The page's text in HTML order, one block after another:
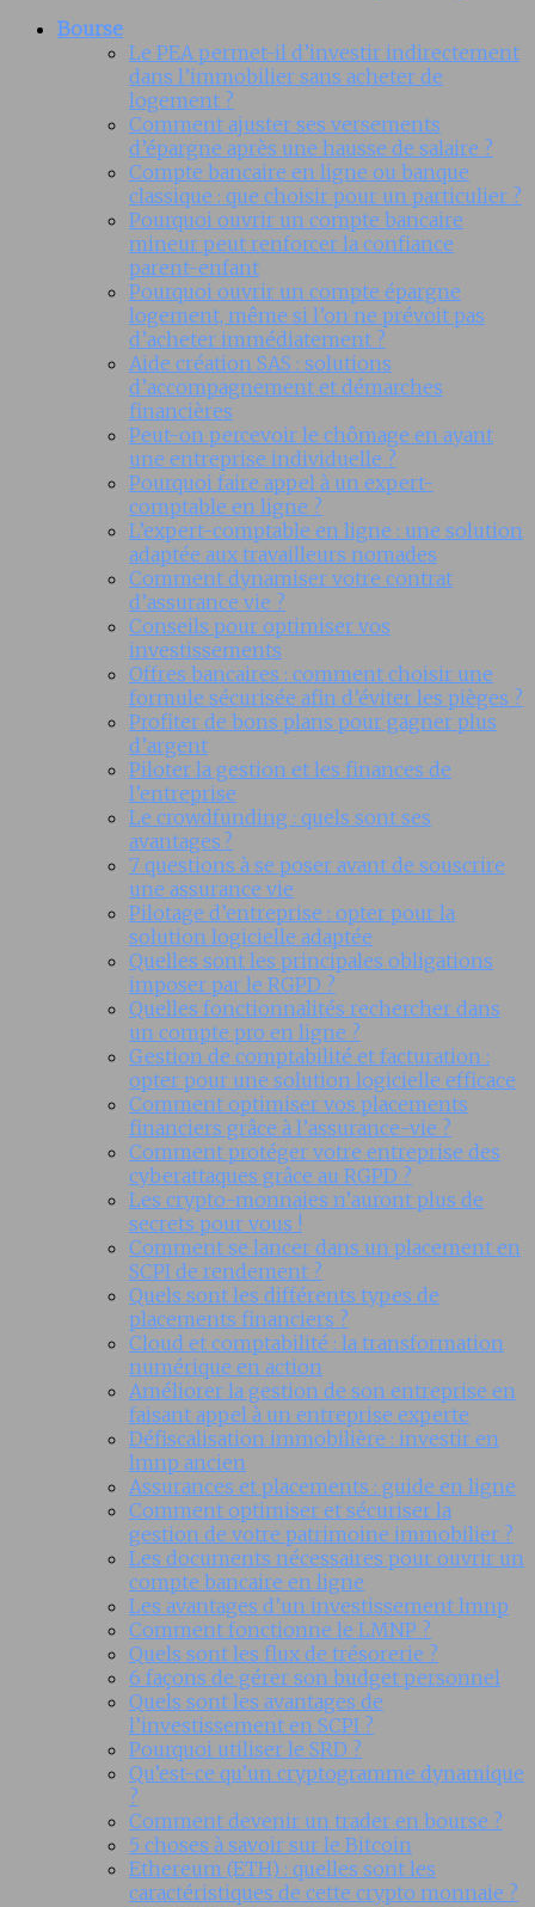
Bourse
Le PEA permet-il d’investir indirectement
dans l’immobilier sans acheter de
logement ?
Comment ajuster ses versements
d’épargne après une hausse de salaire ?
Compte bancaire en ligne ou banque
classique : que choisir pour un particulier ?
Pourquoi ouvrir un compte bancaire
mineur peut renforcer la confiance
parent-enfant
Pourquoi ouvrir un compte épargne
logement, même si l’on ne prévoit pas
d’acheter immédiatement ?
Aide création SAS : solutions
d’accompagnement et démarches
financières
Peut-on percevoir le chômage en ayant
une entreprise individuelle ?
Pourquoi faire appel à un expert-
comptable en ligne ?
L’expert-comptable en ligne : une solution
adaptée aux travailleurs nomades
Comment dynamiser votre contrat
d’assurance vie ?
Conseils pour optimiser vos
investissements
Offres bancaires : comment choisir une
formule sécurisée afin d’éviter les pièges ?
Profiter de bons plans pour gagner plus
d’argent
Piloter la gestion et les finances de
l’entreprise
Le crowdfunding : quels sont ses
avantages ?
7 questions à se poser avant de souscrire
une assurance vie
Pilotage d’entreprise : opter pour la
solution logicielle adaptée
Quelles sont les principales obligations
imposer par le RGPD ?
Quelles fonctionnalités rechercher dans
un compte pro en ligne ?
Gestion de comptabilité et facturation :
opter pour une solution logicielle efficace
Comment optimiser vos placements
financiers grâce à l’assurance-vie ?
Comment protéger votre entreprise des
cyberattaques grâce au RGPD ?
Les crypto-monnaies n’auront plus de
secrets pour vous !
Comment se lancer dans un placement en
SCPI de rendement ?
Quels sont les différents types de
placements financiers ?
Cloud et comptabilité : la transformation
numérique en action
Améliorer la gestion de son entreprise en
faisant appel à un entreprise experte
Défiscalisation immobilière : investir en
lmnp ancien
Assurances et placements : guide en ligne
Comment optimiser et sécuriser la
gestion de votre patrimoine immobilier ?
Les documents nécessaires pour ouvrir un
compte bancaire en ligne
Les avantages d’un investissement lmnp
Comment fonctionne le LMNP ?
Quels sont les flux de trésorerie ?
6 façons de gérer son budget personnel
Quels sont les avantages de
l’investissement en SCPI ?
Pourquoi utiliser le SRD ?
Qu’est-ce qu’un cryptogramme dynamique
?
Comment devenir un trader en bourse ?
5 choses à savoir sur le Bitcoin
Ethereum (ETH) : quelles sont les
caractéristiques de cette crypto monnaie ?